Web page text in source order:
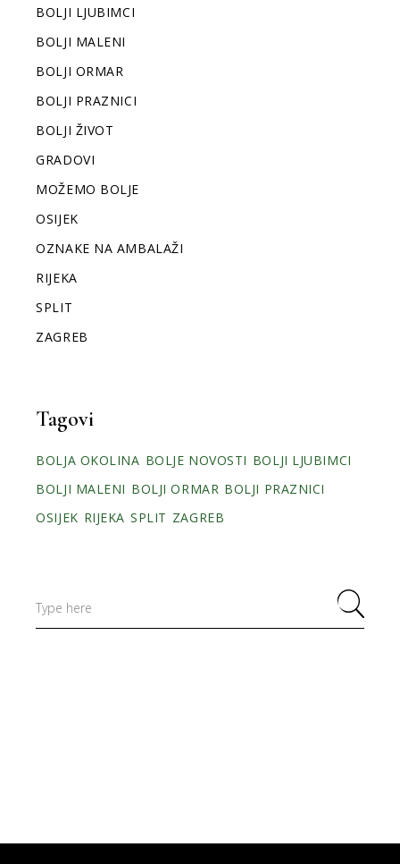
BOLJI LJUBIMCI
BOLJI MALENI
BOLJI ORMAR
BOLJI PRAZNICI
BOLJI ŽIVOT
GRADOVI
MOŽEMO BOLJE
OSIJEK
OZNAKE NA AMBALAŽI
RIJEKA
SPLIT
ZAGREB
Tagovi
BOLJA OKOLINA BOLJE NOVOSTI BOLJI LJUBIMCI
BOLJI MALENI BOLJI ORMAR BOLJI PRAZNICI
OSIJEK RIJEKA SPLIT ZAGREB
for: